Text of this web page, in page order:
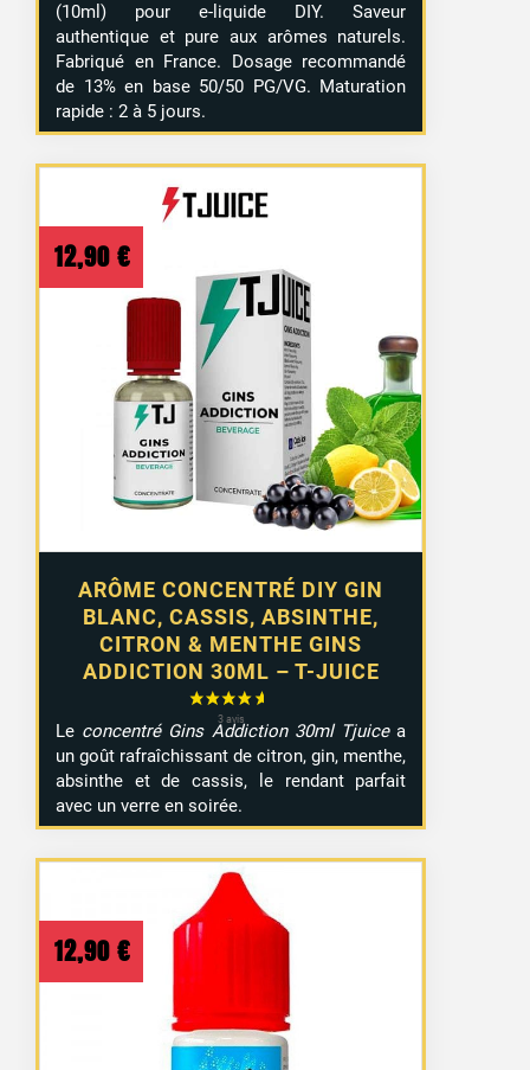
(10ml) pour e-liquide DIY. Saveur
authentique et pure aux arômes naturels.
Fabriqué en France. Dosage recommandé
de 13% en base 50/50 PG/VG. Maturation
rapide : 2 à 5 jours.
ARÔME CONCENTRÉ DIY GIN
BLANC, CASSIS, ABSINTHE,
CITRON & MENTHE GINS
ADDICTION 30ML – T-JUICE
12,90 €
Le concentré Gins Addiction 30ml Tjuicea
un goût rafraîchissant de citron, gin, menthe,
absinthe et de cassis, le rendant parfait
avec un verre en soirée.
12,90 €